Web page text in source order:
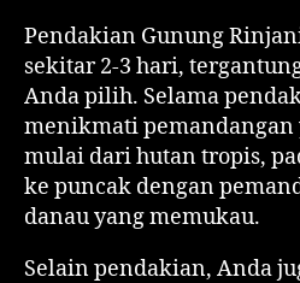
Pendakian Gunung
sekitar 2-3 hari,
Anda pilih. Selama
menikmati pemandangan
mulai dari hutan tropis,
ke puncak dengan
danau yang memukau.
Selain pendakian, Anda